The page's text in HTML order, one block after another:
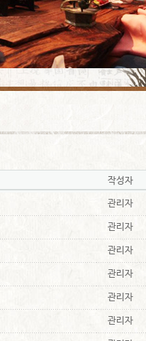
작성자
관리자
관리자
관리자
관리자
관리자
관리자